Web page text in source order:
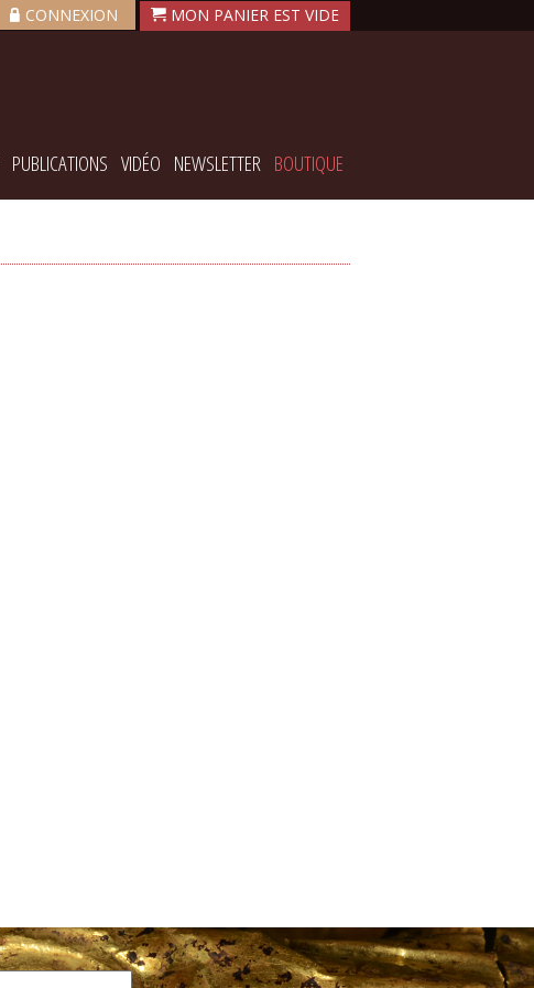
CONNEXION
PUBLICATIONS VIDÉO NEWSLETTER BOUTIQUE